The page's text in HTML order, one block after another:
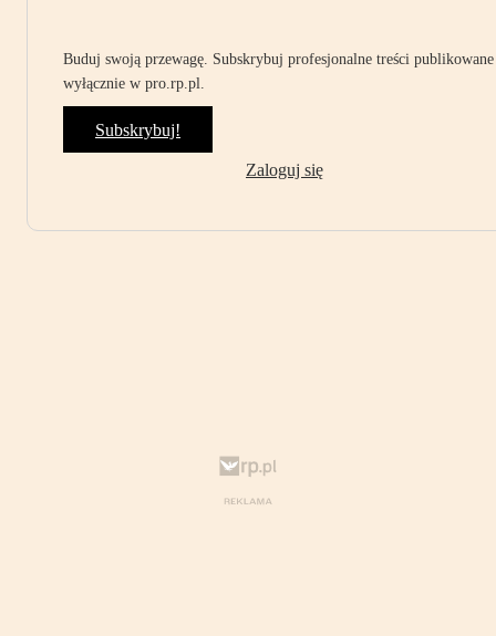
Buduj swoją przewagę. Subskrybuj profesjonalne treści publikowane
wyłącznie w pro.rp.pl.
Subskrybuj!
Zaloguj się